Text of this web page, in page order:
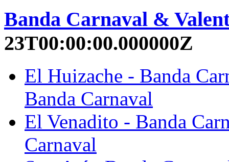
Banda Carnaval &
23T00:00:00.000000Z
El Huizache - Banda
Banda Carnaval
El Venadito - Banda
Carnaval